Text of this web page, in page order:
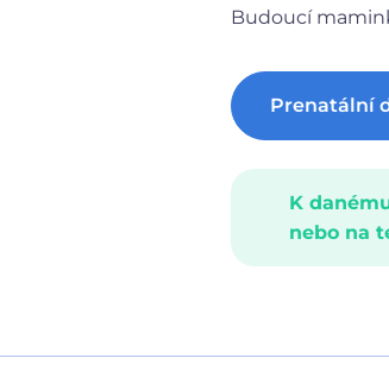
Budoucí
Prenatální
K
nebo na